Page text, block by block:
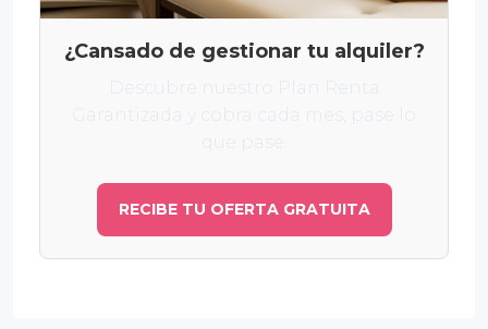
¿Cansado de gestionar tu alquiler?
RECIBE TU OFERTA GRATUITA